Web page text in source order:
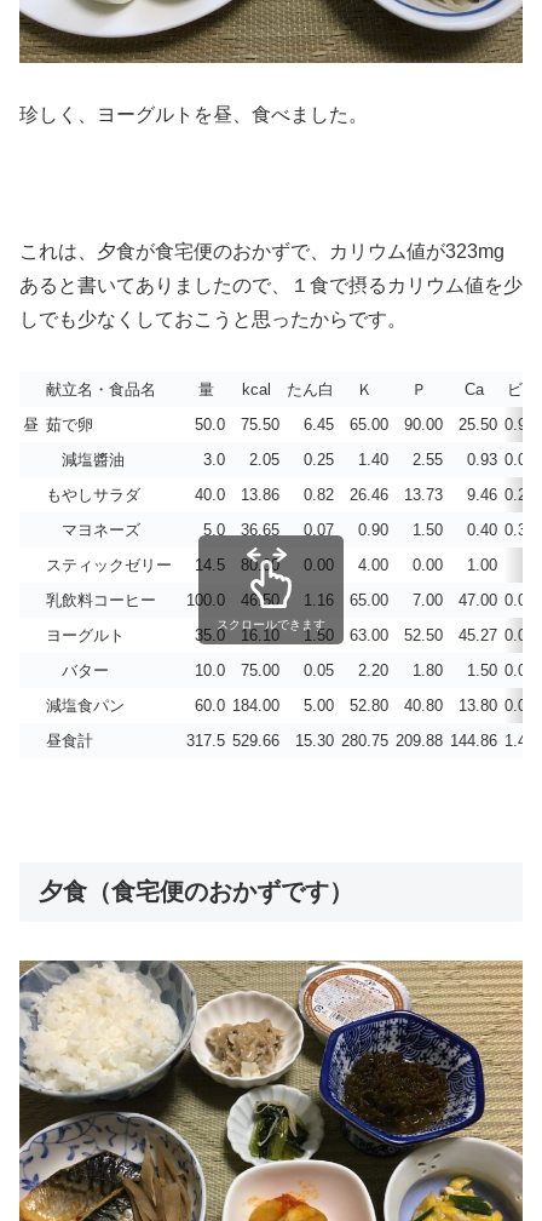
珍しく、ヨーグルトを昼、食べました。
これは、夕食が食宅便のおかずで、カリウム値が323mg
あると書いてありましたので、１食で摂るカリウム値を少
しでも少なくしておこうと思ったからです。
献立名・食品名 量 kcal たん白 Ｋ Ｐ Ca
ビD
昼 茹で卵 50.0 75.50 6.45 65.00 90.00 25.50 0.90
減塩醬油
3.0 2.05 0.25 1.40 2.55 0.93 0.00
もやしサラダ
40.0 13.86 0.82 26.46 13.73 9.46 0.21
マヨネーズ
5.0 36.65 0.07 0.90 1.50 0.40 0.30
スティックゼリー
14.5 80.00 0.00 4.00 0.00
1.00
乳飲料コーヒー
100.0 46.50 1.16 65.00 7.00 47.00 0.00
ヨーグルト
35.0 16.10 1.50 63.00 52.50 45.27 0.00
バター
10.0 75.00 0.05 2.20 1.80 1.50 0.06
減塩食パン
60.0 184.00 5.00 52.80 40.80 13.80 0.00
昼食計
317.5 529.66 15.30 280.75 209.88 144.86 1.47
スクロールできます
夕食（食宅便のおかずです）